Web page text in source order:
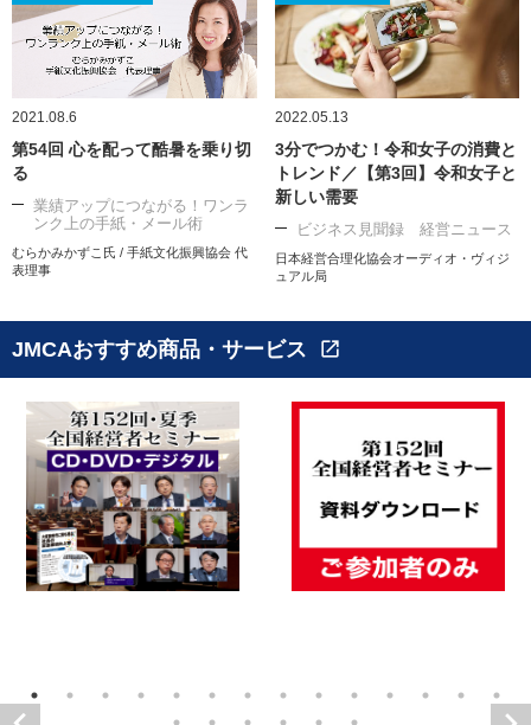
2021.08.6
第54回 心を配って酷暑を乗り切
る
業績アップにつながる！ワンラ
ンク上の手紙・メール術
むらかみかずこ氏 / 手紙文化振興協会 代
表理事
2022.05.13
3分でつかむ！令和女子の消費と
トレンド／【第3回】令和女子と
新しい需要
ビジネス見聞録 経営ニュース
日本経営合理化協会オーディオ・ヴィジ
ュアル局
JMCAおすすめ商品・サービス open_in_new